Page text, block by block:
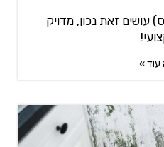
עושים זאת נכון, מדויק
עוד »